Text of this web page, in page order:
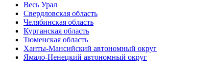
Весь Урал
Свердловская область
Челябинская область
Курганская область
Тюменская область
Ханты-Мансийский автономный округ
Ямало-Ненецкий автономный округ